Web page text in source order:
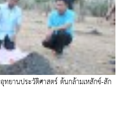
ทยานประวัติศาสตร์ ต้นกล้ามเหสักข์-สัก